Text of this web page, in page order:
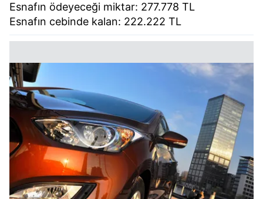
Esnafın ödeyeceği miktar: 277.778 TL
Esnafın cebinde kalan: 222.222 TL